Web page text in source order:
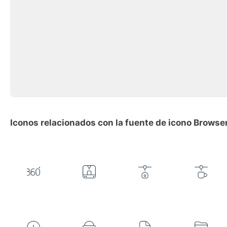
Iconos relacionados con la fuente de icono